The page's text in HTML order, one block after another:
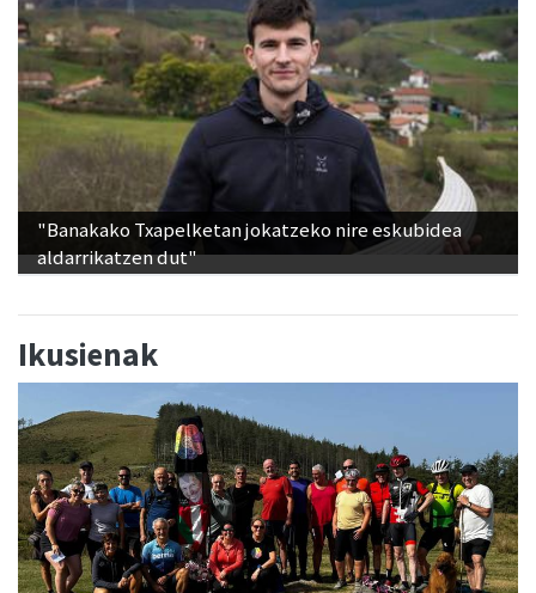
"Banakako Txapelketan jokatzeko nire eskubidea
aldarrikatzen dut"
Ikusienak